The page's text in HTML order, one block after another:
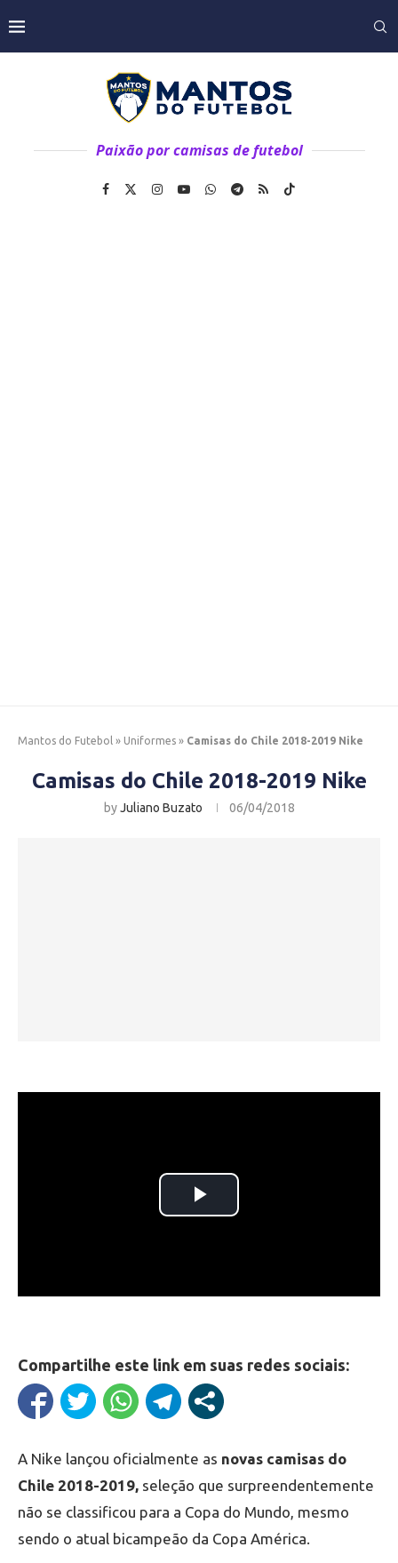
Paixão por camisas de futebol
Mantos do Futebol » Uniformes » Camisas do Chile 2018-2019 Nike
Camisas do Chile 2018-2019 Nike
byJuliano Buzato 06/04/2018
Compartilhe este link em suas redes sociais:
A Nike lançou oficialmente as novas camisas do
Chile 2018-2019, seleção que surpreendentemente
não se classificou para a Copa do Mundo, mesmo
sendo o atual bicampeão da Copa América.